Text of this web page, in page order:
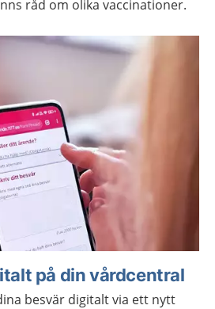
råd om olika vaccinationer.
på din vårdcentral
besvär digitalt via ett nytt